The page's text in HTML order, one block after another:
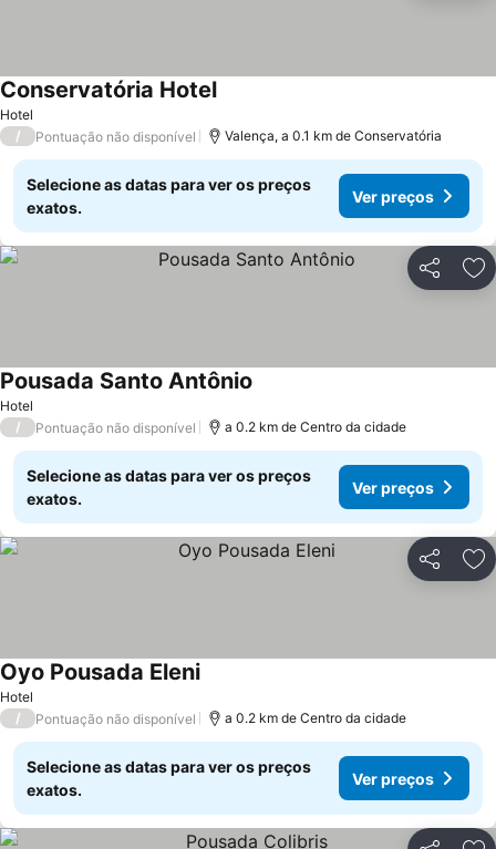
Hotel
Conservatória Hotel
/ Pontuação não disponível Valença, a 0.1 km de Conservatória
Selecione as datas para ver os preços
exatos.
Ver preços
Partilhar
Hotel
Pousada Santo Antônio
/ Pontuação não disponível a 0.2 km de Centro da cidade
Selecione as datas para ver os preços
exatos.
Ver preços
Partilhar
Hotel
Oyo Pousada Eleni
/ Pontuação não disponível a 0.2 km de Centro da cidade
Selecione as datas para ver os preços
exatos.
Ver preços